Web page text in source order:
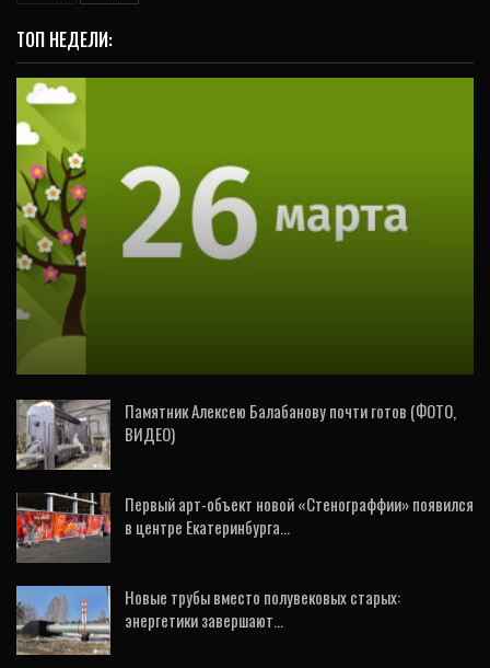
ТОП НЕДЕЛИ:
Памятник Алексею Балабанову почти готов (ФОТО,
ВИДЕО)
Первый арт-объект новой «Стенограффии» появился
в центре Екатеринбурга…
Новые трубы вместо полувековых старых:
энергетики завершают…